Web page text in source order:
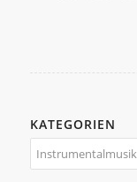
KATEGORIEN